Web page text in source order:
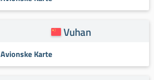
Vuhan
Avionske Karte